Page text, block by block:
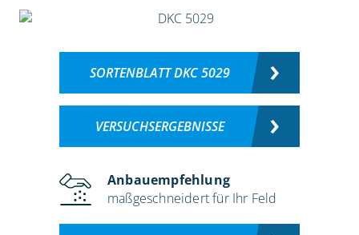
SORTENBLATT DKC 5029
VERSUCHSERGEBNISSE
Anbauempfehlung
maßgeschneidert für Ihr Feld